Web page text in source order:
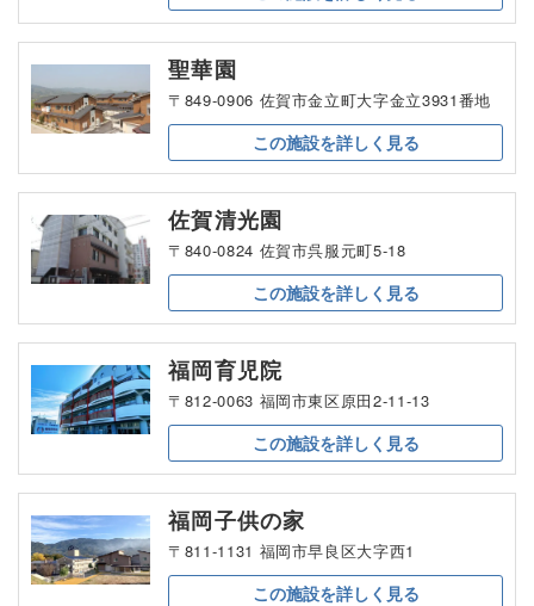
聖華園
〒849-0906 佐賀市金立町大字金立3931番地
この施設を詳しく見る
佐賀清光園
〒840-0824 佐賀市呉服元町5-18
この施設を詳しく見る
福岡育児院
〒812-0063 福岡市東区原田2-11-13
この施設を詳しく見る
福岡子供の家
〒811-1131 福岡市早良区大字西1
この施設を詳しく見る